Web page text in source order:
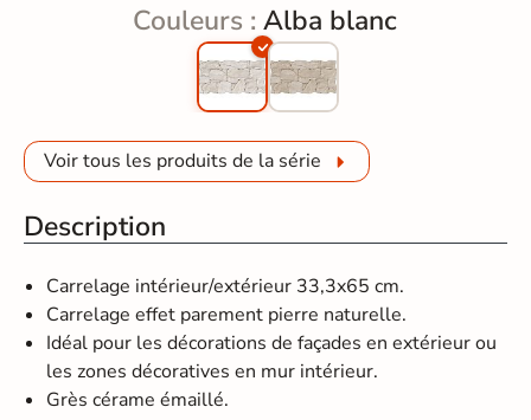
Couleurs :Alba blanc
Voir tous les produits de la série
Description
Carrelage intérieur/extérieur 33,3x65 cm.
Carrelage effet parement pierre naturelle.
Idéal pour les décorations de façades en extérieur ou
les zones décoratives en mur intérieur.
Grès cérame émaillé.